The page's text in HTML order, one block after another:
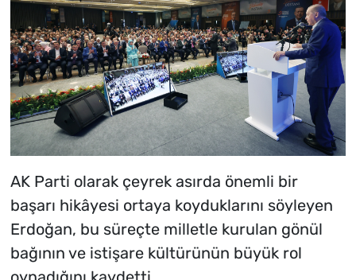
AK Parti olarak çeyrek asırda önemli bir
başarı hikâyesi ortaya koyduklarını söyleyen
Erdoğan, bu süreçte milletle kurulan gönül
bağının ve istişare kültürünün büyük rol